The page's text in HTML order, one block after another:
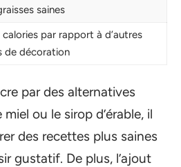
saines
calories par rapport à d’autres
de décoration
par des alternatives
ou le sirop d’érable, il
des recettes plus saines
gustatif. De plus, l’ajout